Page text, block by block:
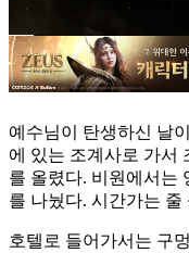
예수님이 탄생하신 날
에 있는 조계사로 가서
를 올렸다. 비원에서는
를 나눴다. 시간가는 줄
호텔로 들어가서는 구